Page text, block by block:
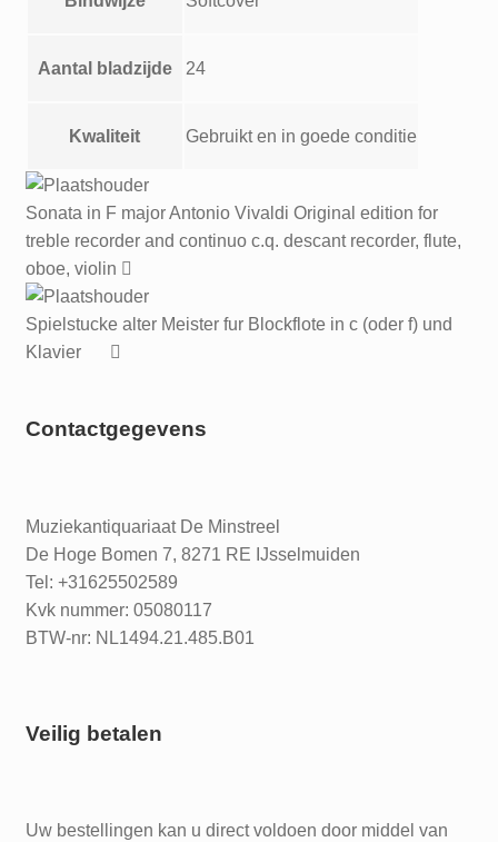
for
Recorder
F
and
Piano
Cembalo
aantal
Aantal bladzijde 24
Kwaliteit Gebruikt en in goede conditie
Sonata in F major Antonio Vivaldi Original edition for
treble recorder and continuo c.q. descant recorder, flute,
oboe, violin
Spielstucke alter Meister fur Blockflote in c (oder f) und
Klavier
Contactgegevens
Muziekantiquariaat De Minstreel
De Hoge Bomen 7, 8271 RE IJsselmuiden
Tel: +31625502589
Kvk nummer: 05080117
BTW-nr: NL1494.21.485.B01
Veilig betalen
Uw bestellingen kan u direct voldoen door middel van